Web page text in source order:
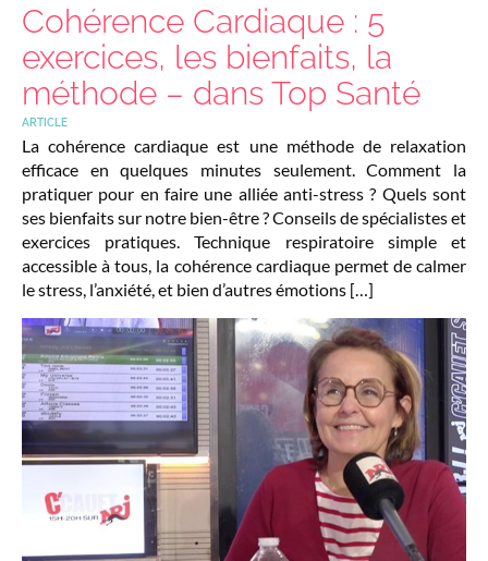
Cohérence Cardiaque : 5
exercices, les bienfaits, la
méthode – dans Top Santé
ARTICLE
La cohérence cardiaque est une méthode de relaxation
efficace en quelques minutes seulement. Comment la
pratiquer pour en faire une alliée anti-stress ? Quels sont
ses bienfaits sur notre bien-être ? Conseils de spécialistes et
exercices pratiques. Technique respiratoire simple et
accessible à tous, la cohérence cardiaque permet de calmer
le stress, l’anxiété, et bien d’autres émotions […]